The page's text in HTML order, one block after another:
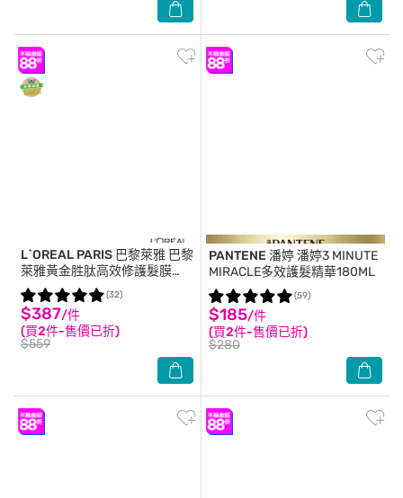
L`OREAL PARIS 巴黎萊雅 巴黎
萊雅黃金胜肽高效修護髮膜
250ml
$387/件
(買2件-售價已折)
$559
(32)
PANTENE 潘婷潘婷3 MINUTE
MIRACLE多效護髮精華180ML
$185/件
(買2件-售價已折)
$280
(59)